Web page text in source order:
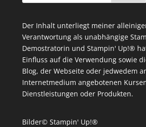
Der Inhalt unterliegt meiner
Verantwortung als unabhängige
Demostratorin und Stampin' Up!®
Einfluss auf die Verwendung sowie
Blog, der Webseite oder jedwedem
Internetmedium angebotenen
Dienstleistungen oder Produkten.
Bilder© Stampin' Up!®